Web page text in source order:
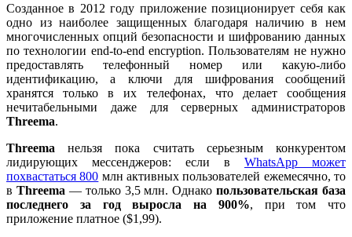
Созданное в 2012 году приложение позиционирует себя как
одно из наиболее защищенных благодаря наличию в нем
многочисленных опций безопасности и шифрованию данных
по технологии end-to-end encryption. Пользователям не нужно
предоставлять телефонный номер или какую-либо
идентификацию, а ключи для шифрования сообщений
хранятся только в их телефонах, что делает сообщения
нечитабельными даже для серверных администраторов
Threema.
Threema нельзя пока считать серьезным конкурентом
лидирующих мессенджеров: если в WhatsApp может
похвастаться 800 млн активных пользователей ежемесячно, то
в Threema — только 3,5 млн. Однакопользовательская база
последнего за год выросла на 900%, при том что
приложение платное ($1,99).